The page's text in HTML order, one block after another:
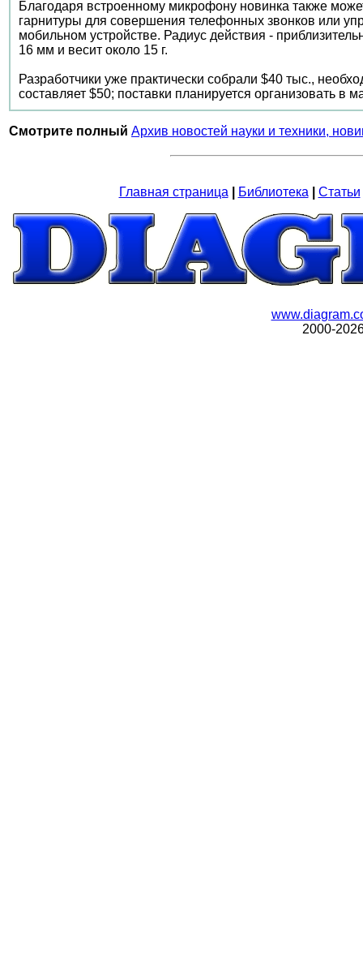
Благодаря встроенному микрофону новинка также
гарнитуры для совершения телефонных звонков или
мобильном устройстве. Радиус действия -
16 мм и весит около 15 г.
Разработчики уже практически собрали $40 тыс.,
составляет $50; поставки планируется организовать в
Смотрите полный Архив новостей науки и техники,
Главная страница Библиотека Статьи
2000-